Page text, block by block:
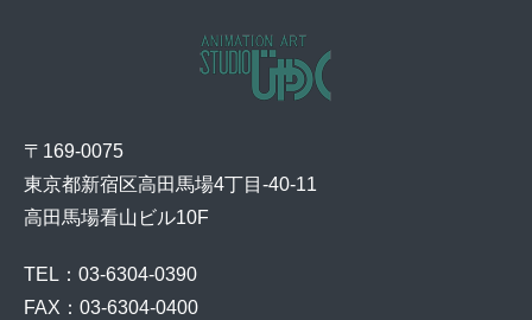
〒169-0075
東京都新宿区高田馬場4丁目-40-11
高田馬場看山ビル10F
TEL：03-6304-0390
FAX：03-6304-0400